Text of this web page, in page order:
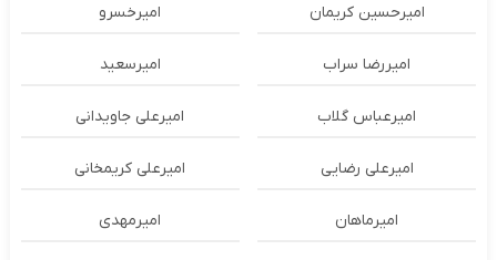
امیرحسین کریمان امیرخسرو
امیررضا سراب امیرسعید
امیرعباس گلاب امیرعلی جاویدانی
امیرعلی رضایی امیرعلی کریمخانی
امیرماهان امیرمهدی